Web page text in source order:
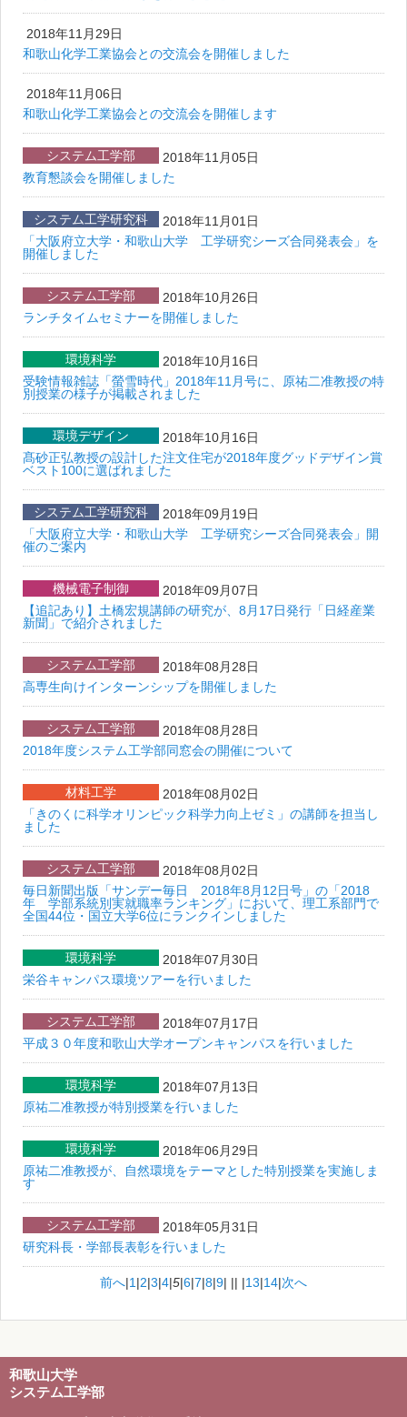
2018年11月29日
和歌山化学工業協会との交流会を開催しました
2018年11月06日
和歌山化学工業協会との交流会を開催します
システム工学部
2018年11月05日
教育懇談会を開催しました
システム工学研究科
2018年11月01日
「大阪府立大学・和歌山大学 工学研究シーズ合同発表会」を
開催しました
システム工学部
2018年10月26日
ランチタイムセミナーを開催しました
環境科学
2018年10月16日
受験情報雑誌「螢雪時代」2018年11月号に、原祐二准教授の特
別授業の様子が掲載されました
環境デザイン
2018年10月16日
髙砂正弘教授の設計した注文住宅が2018年度グッドデザイン賞
ベスト100に選ばれました
システム工学研究科
2018年09月19日
「大阪府立大学・和歌山大学 工学研究シーズ合同発表会」開
催のご案内
機械電子制御
2018年09月07日
【追記あり】土橋宏規講師の研究が、8月17日発行「日経産業
新聞」で紹介されました
システム工学部
2018年08月28日
高専生向けインターンシップを開催しました
システム工学部
2018年08月28日
2018年度システム工学部同窓会の開催について
材料工学
2018年08月02日
「きのくに科学オリンピック科学力向上ゼミ」の講師を担当し
ました
システム工学部
2018年08月02日
毎日新聞出版「サンデー毎日 2018年8月12日号」の「2018
年 学部系統別実就職率ランキング」において、理工系部門で
全国44位・国立大学6位にランクインしました
環境科学
2018年07月30日
栄谷キャンパス環境ツアーを行いました
システム工学部
2018年07月17日
平成３０年度和歌山大学オープンキャンパスを行いました
環境科学
2018年07月13日
原祐二准教授が特別授業を行いました
環境科学
2018年06月29日
原祐二准教授が、自然環境をテーマとした特別授業を実施しま
す
システム工学部
2018年05月31日
研究科長・学部長表彰を行いました
前へ|1 |2|3|4|5|6|7|8|9| || |13|14|次へ
和歌山大学
システム工学部